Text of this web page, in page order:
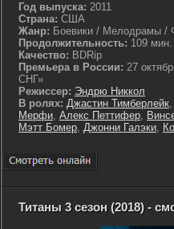
Год выпуска: 2011
Страна: США
Жанр: Боевики / Мелодрамы /
Продолжительность: 109
Качество: BDRip
Премьера в России: 27
СНГ»
Режиссер: Эндрю Никкол
В ролях: Джастин Тимберлейк,
Мерфи, Алекс Петтифер,
Мэтт Бомер, Джонни Галэки,
Титаны 3 сезон (2018) -